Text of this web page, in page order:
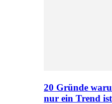
20 Gründe
nur ein Trend ist